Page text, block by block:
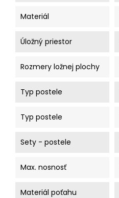
Materiál
Úložný priestor
Rozmery ložnej plochy
Typ postele
Typ postele
Sety - postele
Max. nosnosť
Materiál poťahu